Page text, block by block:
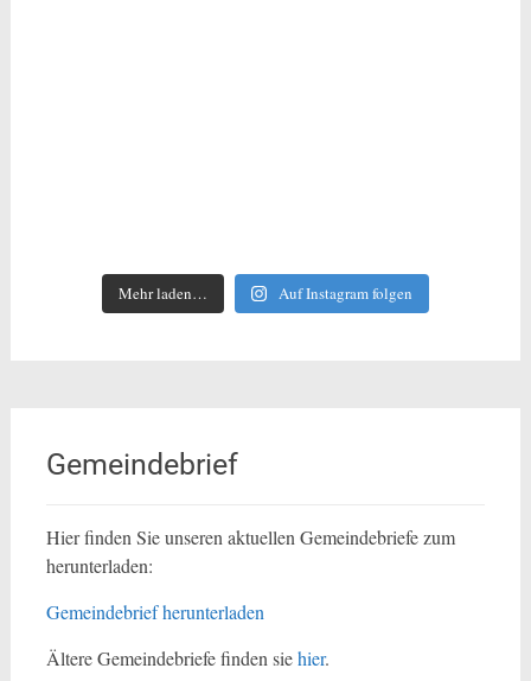
Mehr laden… Auf Instagram folgen
Gemeindebrief
Hier finden Sie unseren aktuellen Gemeindebriefe zum
herunterladen:
Gemeindebrief herunterladen
Ältere Gemeindebriefe finden siehier.